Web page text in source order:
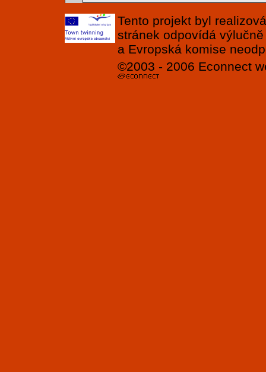
Tento projekt byl
stránek odpovídá
a Evropská komise
©2003 - 2006 Econnect